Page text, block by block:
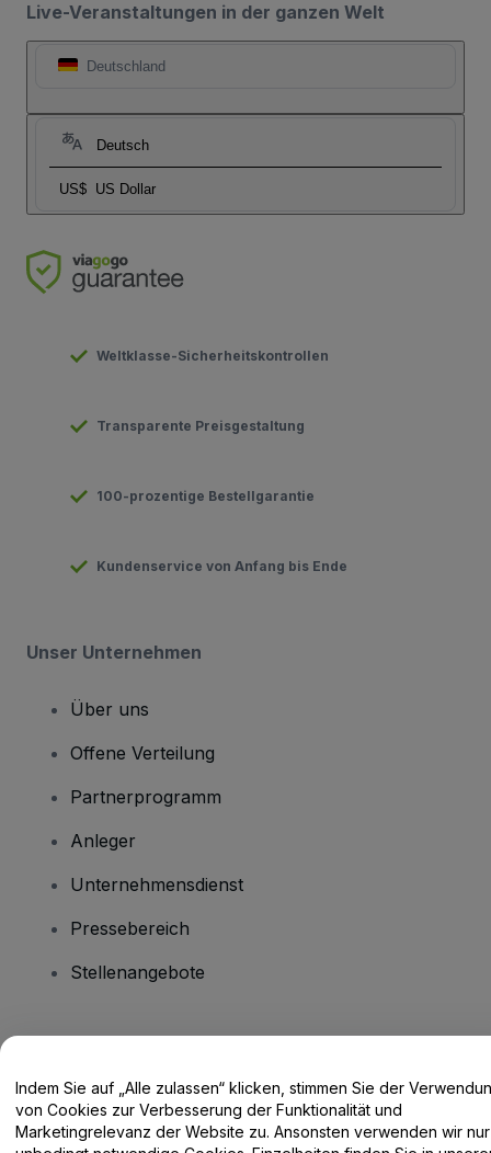
Live-Veranstaltungen in der ganzen Welt
Deutschland
Deutsch
US$ US Dollar
Weltklasse-Sicherheitskontrollen
Transparente Preisgestaltung
100-prozentige Bestellgarantie
Kundenservice von Anfang bis Ende
Unser Unternehmen
Über uns
Offene Verteilung
Partnerprogramm
Anleger
Unternehmensdienst
Pressebereich
Stellenangebote
Hilfe-Center / Kontakt
Indem Sie auf „Alle zulassen“ klicken, stimmen Sie der
von Cookies zur Verbesserung der Funktionalität und
Marketingrelevanz der Website zu. Ansonsten verwenden wir nur